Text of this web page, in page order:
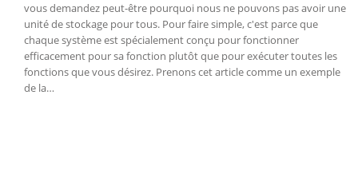
vous demandez peut-être pourquoi nous ne pouvons pas avoir une
unité de stockage pour tous. Pour faire simple, c'est parce que
chaque système est spécialement conçu pour fonctionner
efficacement pour sa fonction plutôt que pour exécuter toutes les
fonctions que vous désirez. Prenons cet article comme un exemple
de la…